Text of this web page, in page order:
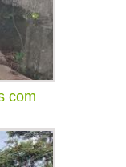
com